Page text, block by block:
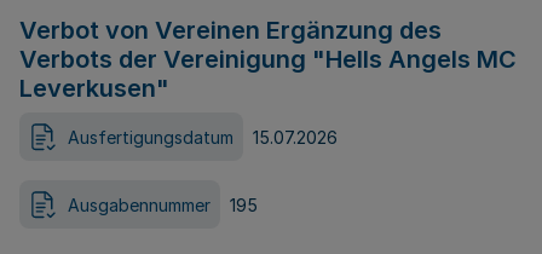
Verbot von Vereinen Ergänzung des
Verbots der Vereinigung "Hells Angels MC
Leverkusen"
Ausfertigungsdatum 15.07.2026
Ausgabennummer 195